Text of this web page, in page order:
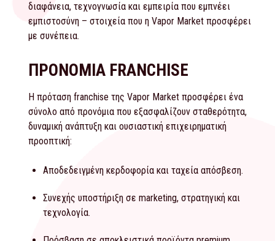
διαφάνεια, τεχνογνωσία και εμπειρία που εμπνέει
εμπιστοσύνη – στοιχεία που η Vapor Market προσφέρει
με συνέπεια.
ΠΡΟΝΟΜΙΑ FRANCHISE
Η πρόταση franchise της Vapor Market προσφέρει ένα
σύνολο από προνόμια που εξασφαλίζουν σταθερότητα,
δυναμική ανάπτυξη και ουσιαστική επιχειρηματική
προοπτική:
Αποδεδειγμένη κερδοφορία και ταχεία απόσβεση.
Συνεχής υποστήριξη σε marketing, στρατηγική και
τεχνολογία.